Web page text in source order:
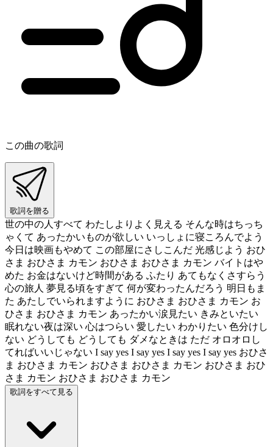
この曲の歌詞
歌詞を贈る
世の中の人すべて わたしよりよく見える そんな時はちっち
ゃくて あったかいものが欲しい いっしょに寝ころんでよう
今日は映画もやめて この部屋にさしこんだ 光感じよう おひ
さま おひさま カモン おひさま おひさま カモン バイトはや
めた お金はないけど時間がある ふたり あてもなくさすらう
心の旅人 夢見る頃をすぎて 何が変わったんだろう 明日もま
た あたしでいられますように おひさま おひさま カモン お
ひさま おひさま カモン あったかい涙見たい きみといたい
眠れない夜は深い 心はつらい 愛したい わかりたい 色分けし
ない どうしても どうしても ダメなときは ただ オロオロし
てればいいじゃない I say yes I say yes I say yes I say yes おひさ
ま おひさま カモン おひさま おひさま カモン おひさま おひ
さま カモン おひさま おひさま カモン
歌詞をすべて見る